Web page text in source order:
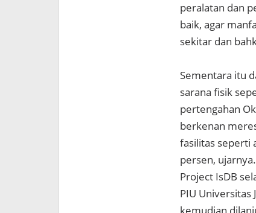
peralatan dan
baik, agar
sekitar dan
Sementara itu
sarana fisik
pertengahan
berkenan
fasilitas seperti
persen,
Project IsDB
PIU